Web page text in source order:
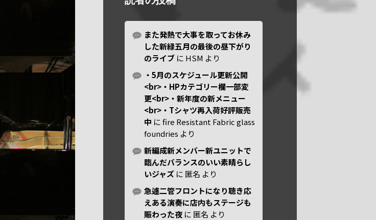
また発熱で大事を取ってお休み
した新緑五月の最後の昼下がり
のライブ に HSM より
・5月のスケジュール更新公開
<br>・HPカテゴリー欄一部変
更<br>・新年度の新メニュー
<br>・Tシャツ再入荷好評販売
中 にfire Resistant Fabric glass
foundries より
新編成新メンバー新ユニットで
臨んだバランスのいい素晴らし
いジャズ に 匿名 より
急遽二管フロントになり聴き応
えある演奏に店内もステージも
賑わった夜 に 匿名 より